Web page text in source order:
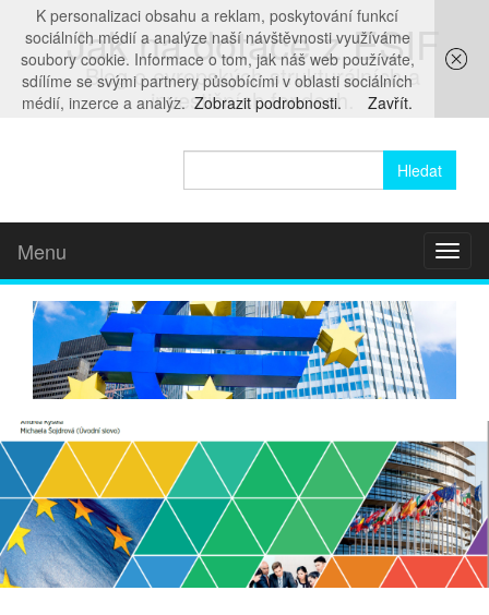
Jak na dotace z ESIF
Blog o evropských strukturálních a
investičních fondech.
Menu
K personalizaci obsahu a reklam, poskytování funkcí
sociálních médií a analýze naší návštěvnosti využíváme
soubory cookie. Informace o tom, jak náš web používáte,
sdílíme se svými partnery působícími v oblasti sociálních
médií, inzerce a analýz. Zobrazit podrobnosti. Zavřít.